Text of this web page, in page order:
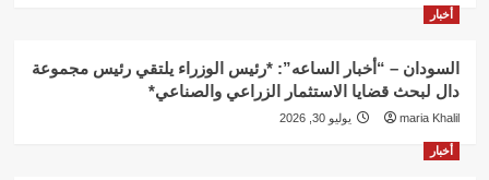
أخبار
السودان – “أخبار الساعه”: *رئيس الوزراء يلتقي رئيس مجموعة
دال لبحث قضايا الاستثمار الزراعي والصناعي*
maria Khalil يوليو 30, 2026
أخبار